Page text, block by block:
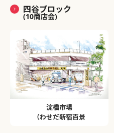
四谷ブロック
(10商店会)
淀橋市場
（わせだ新宿百景